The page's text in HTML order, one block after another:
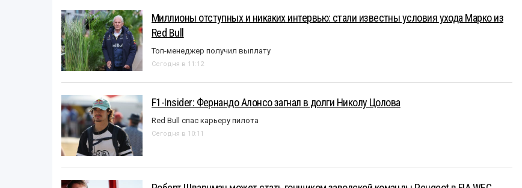
Миллионы отступных и никаких интервью: стали известны условия ухода Марко из
Red Bull
Топ-менеджер получил выплату
Сегодня в 11:12
F1-Insider: Фернандо Алонсо загнал в долги Николу Цолова
Red Bull спас карьеру пилота
Сегодня в 10:11